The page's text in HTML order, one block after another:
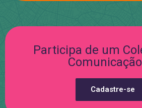
Participa de um
Cadastre-se